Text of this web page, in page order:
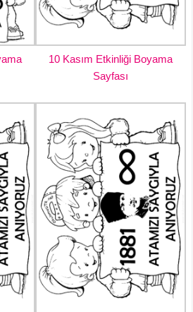
10 Kasım Etkinliği Boyama
Sayfası